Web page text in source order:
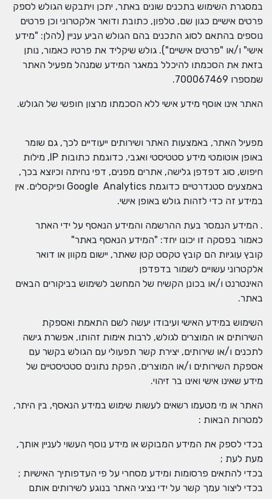
במסגרת השימוש בתכנים שונים באתר, יתכן ויתבקש הגולש לספק
פרטים אישיים כגון שם, טלפון, כתובת ודואר אלקטרוני וכן פרטים
נוספים בהתאם לסוג התכנים בהם הגולש הביע עניין (להלן: "מידע
אישי" ו/או "פרטים אישיים"). גולש שיקליד את פרטיו כאמור, נותן
בזאת את הסכמתו להיכלל במאגר המידע שמנהל מפעיל האתר
שמספרו 700067469.
האתר אינו אוסף מידע אישי ללא הסכמתו מרצון חופשי של הגולש.
מפעיל האתר, באמצעות האתר ושירותים ייעודיים לכך, גם שומר
באופן אוטומטי מידע סטטיסטי ואגבי, כדוגמת כתובות IP, מילות
חיפוש, סוג דפדפן גלישה, אתרים מפנים, דפי נחיתה וכיוצא בכך,
באמצעים סטנדרטיים כדוגמת Google Analytics ופיקסלים. אין
במידע זה כדי לזהות גולש באופן אישי.
. המידע הנמסר בעת ההרשמה והמידע הנאסף על ידי האתר
כאמור בפסקה זו יכונו יחד: "המידע הנאסף באתר"
קובץ עוגיות הם קובץ טקסט קטן שאתר, יישום מקוון או דואר
אלקטרוני עשויים לשמור בדפדפן
האינטרנט ו/או בכונן הקשיח של המחשב לשימוש בביקורים הבאים
באתר.
השימוש במידע האישי ועיבודו יעשה לשם התאמת ואספקת
השירותים או המוצרים לגולש, לרבות אימות זהותו, אפשרת גישה
לתכנים ו/או שירותים, יצירת קשר תפעולי עם הגולש בקשר עם
אספקת השירותים ו/או המוצרים, הפקת נתונים סטטיסטיים של
מידע שאינו אישי ואינו בר זיהוי.
האתר או מי מטעמו רשאים לעשות שימוש במידע הנאסף, בין היתר,
למטרות הבאות :
בכדי לספק את המידע המבוקש או מידע נוסף העשוי לעניין אותך,
מעת לעת ;
בכדי להתאים פרסומות ומידע מסחרי על פי העדפותיך האישיות ;
בכדי ליצור עמך קשר על ידי נציגי האתר בנוגע לשירותים אותם